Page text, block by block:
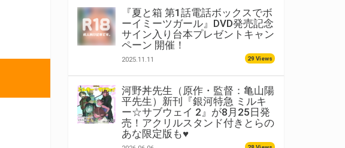
『夏と箱 第1話電話ボックスでボ
ーイミーツガール』DVD発売記念
サイン入り台本プレゼントキャン
ペーン 開催！
2025.11.11 29 Views
河野丼先生（原作・監督：亀山陽
平先生）新刊『銀河特急 ミルキ
ー☆サブウェイ 2』が8月25日発
売！アクリルスタンド付きとらの
あな限定版も♥